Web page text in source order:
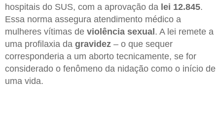
hospitais do SUS, com a aprovação da lei 12.845.
Essa norma assegura atendimento médico a
mulheres vítimas de violência sexual. A lei remete a
uma profilaxia da gravidez – o que sequer
corresponderia a um aborto tecnicamente, se for
considerado o fenômeno da nidação como o início de
uma vida.